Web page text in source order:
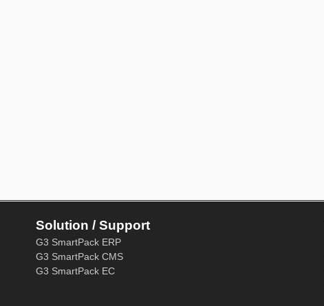
Solution / Support
G3 SmartPack ERP
G3 SmartPack CMS
G3 SmartPack EC